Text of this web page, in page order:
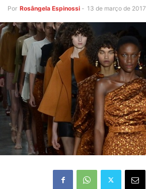
Por Rosângela Espinossi - 13 de março de 2017